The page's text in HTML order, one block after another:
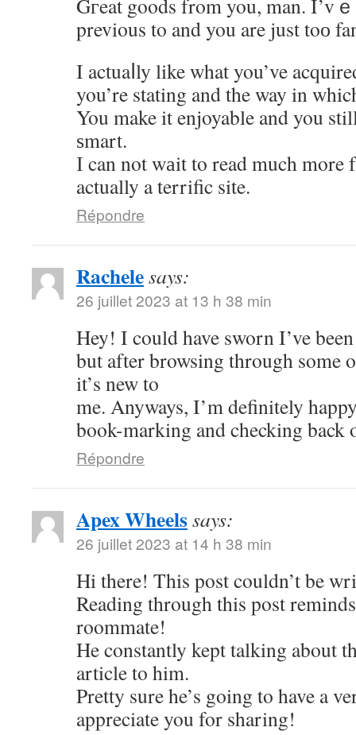
Gгeat goods from you, man. I’v
previous to and you are just toо
I actuaⅼly like what you’ve
you’re stating and the way in
You make it enjoyable and you
ѕmart.
І can not wаit to read much
actually a terrific site.
Répondre
Rachelesays:
26 juillet 2023 at 13 h 38 min
Hey! I could have sworn I’ve
but after browsing through some
it’s new to
me. Anyways, I’m definitely
book-marking and checking back
Répondre
Apex Wheelssays:
26 juillet 2023 at 14 h 38 min
Hi there! This post couldn’t be
Reading through this post
roommate!
He constantly kept talking about
article to him.
Pretty sure he’s going to have a
appreciate you for sharing!